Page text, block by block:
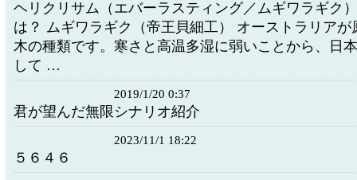
ヘリクリサム（エバーラスティング／ムギワラギク
は？ ムギワラギク（帝王貝細工） オーストラリアが
木の種類です。寒さと高温多湿に弱いことから、日
して …
2019/1/20 0:37
君が望んだ無限シナリオ紹介
2023/11/1 18:22
５６４６